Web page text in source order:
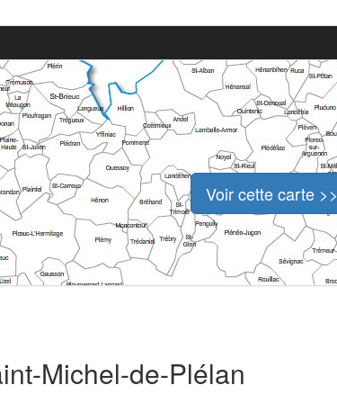
Voir cette carte >>
Michel-de-Plélan